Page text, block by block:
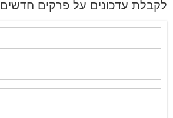
לקבלת עדכונים על פרקים חדשים